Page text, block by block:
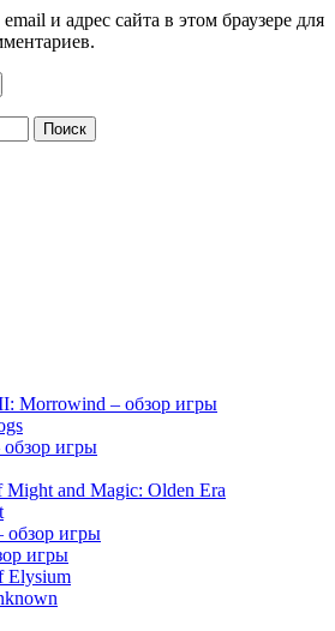
и адрес сайта в этом браузере для
Morrowind – обзор игры
обзор игры
and Magic: Olden Era
обзор игры
игры
Elysium